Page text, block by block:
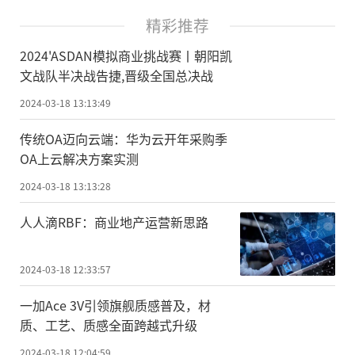
精彩推荐
2024'ASDAN模拟商业挑战赛丨朝阳凯
文战队半决战告捷,晋级全国总决战
2024-03-18 13:13:49
传统OA迈向云端：华为云开年采购季
OA上云解决方案实测
2024-03-18 13:13:28
人人滴RBF：商业地产运营新思路
2024-03-18 12:33:57
一加Ace 3V引领旗舰质感普及，材
质、工艺、质感全面跨越式升级
2024-03-18 12:04:59